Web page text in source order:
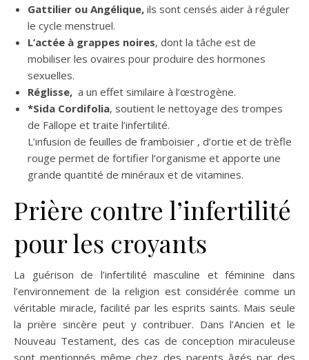
Gattilier ou Angélique, ils sont censés aider à réguler
le cycle menstruel.
L’actée à grappes noires, dont la tâche est de
mobiliser les ovaires pour produire des hormones
sexuelles.
Réglisse, a un effet similaire à l’œstrogène.
*Sida Cordifolia, soutient le nettoyage des trompes
de Fallope et traite l’infertilité.
L’infusion de feuilles de framboisier , d’ortie et de trèfle
rouge permet de fortifier l’organisme et apporte une
grande quantité de minéraux et de vitamines.
Prière contre l’infertilité
pour les croyants
La guérison de l’infertilité masculine et féminine dans
l’environnement de la religion est considérée comme un
véritable miracle, facilité par les esprits saints. Mais seule
la prière sincère peut y contribuer. Dans l’Ancien et le
Nouveau Testament, des cas de conception miraculeuse
sont mentionnés même chez des parents âgés par des